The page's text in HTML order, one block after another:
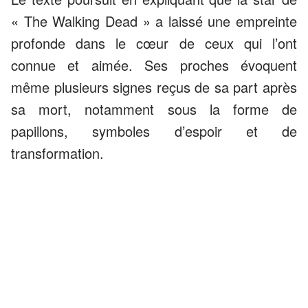
« The Walking Dead » a laissé une empreinte
profonde dans le cœur de ceux qui l’ont
connue et aimée. Ses proches évoquent
même plusieurs signes reçus de sa part après
sa mort, notamment sous la forme de
papillons, symboles d’espoir et de
transformation.